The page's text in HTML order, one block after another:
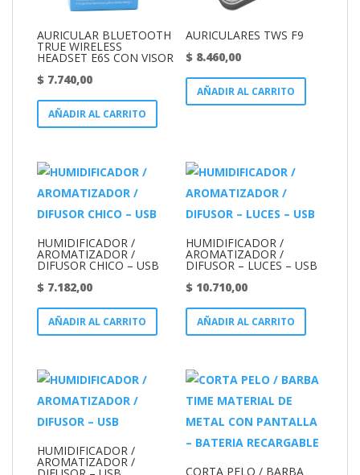
AURICULAR BLUETOOTH
TRUE WIRELESS
HEADSET E6S CON VISOR
$ 7.740,00
AÑADIR AL CARRITO
AURICULARES TWS F9
$ 8.460,00
AÑADIR AL CARRITO
HUMIDIFICADOR /
AROMATIZADOR /
DIFUSOR CHICO – USB
$ 7.182,00
AÑADIR AL CARRITO
HUMIDIFICADOR /
AROMATIZADOR /
DIFUSOR – LUCES – USB
$ 10.710,00
AÑADIR AL CARRITO
HUMIDIFICADOR /
AROMATIZADOR /
CORTA PELO / BARBA